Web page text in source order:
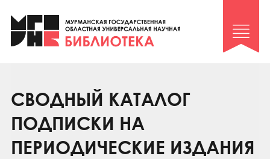
Клуб «Гиря и сельдерей»
Клуб «Семейный архив»
Коллегам
Контакты
СВОДНЫЙ КАТАЛОГ
ПОДПИСКИ НА
ПЕРИОДИЧЕСКИЕ ИЗДАНИЯ